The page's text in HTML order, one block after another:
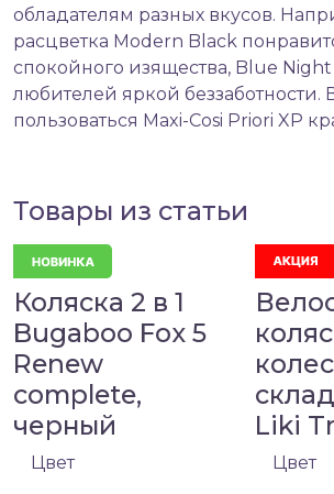
обладателям разных вкусов.
расцветка Modern Black
спокойного изящества, Blue Night
любителей яркой беззаботности.
пользоваться Maxi-Cosi Priori XP
Товары из статьи
Коляска 2 в 1
Bugaboo Fox 5
Renew
complete,
черный
Цвет
Liki
Цвет